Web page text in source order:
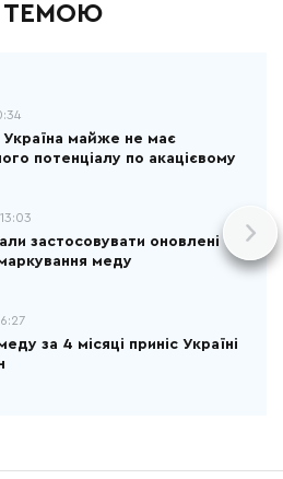
ТЕМОЮ
Україна майже не має
потенціалу по акацієвому
застосовувати оновлені
меду
за 4 місяці приніс Україні